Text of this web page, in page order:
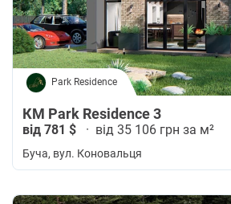
Park Residence
КМ Park Residence 3
від 781 $ · від 35 106 грн за м²
Буча, вул. Коновальця